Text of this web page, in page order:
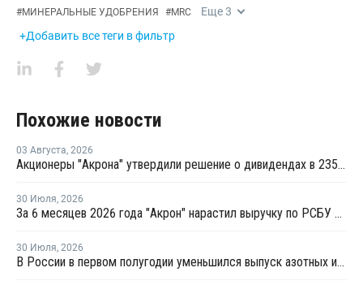
#МИНЕРАЛЬНЫЕ УДОБРЕНИЯ #MRC Еще3
+Добавить все теги в фильтр
Похожие новости
03 Августа, 2026
Акционеры "Акрона" утвердили решение о дивидендах в 235 рублей на акцию
30 Июля, 2026
За 6 месяцев 2026 года "Акрон" нарастил выручку по РСБУ на 1,3%
30 Июля, 2026
В России в первом полугодии уменьшился выпуск азотных и фосфорных удобрений